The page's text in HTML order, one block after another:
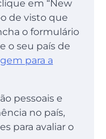
em “New
de visto que
o formulário
o seu país de
para a
pessoais e
no país,
para avaliar o